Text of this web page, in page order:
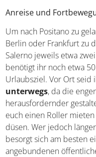
Anreise und
Um nach Positano zu
Berlin oder Frankfurt zu
Salerno jeweils etwa
benötigt ihr noch etwa
Urlaubsziel. Vor Ort seid
unterwegs, da die
herausfordernder
euch einen Roller
düsen. Wer jedoch
besorgt sich am besten
angebundenen